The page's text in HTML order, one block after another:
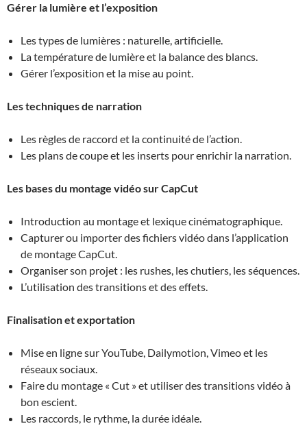
Gérer la lumière et l’exposition
Les types de lumières : naturelle, artificielle.
La température de lumière et la balance des blancs.
Gérer l’exposition et la mise au point.
Les techniques de narration
Les règles de raccord et la continuité de l’action.
Les plans de coupe et les inserts pour enrichir la narration.
Les bases du montage vidéo sur CapCut
Introduction au montage et lexique cinématographique.
Capturer ou importer des fichiers vidéo dans l’application
de montage CapCut.
Organiser son projet : les rushes, les chutiers, les séquences.
L’utilisation des transitions et des effets.
Finalisation et exportation
Mise en ligne sur YouTube, Dailymotion, Vimeo et les
réseaux sociaux.
Faire du montage « Cut » et utiliser des transitions vidéo à
bon escient.
Les raccords, le rythme, la durée idéale.